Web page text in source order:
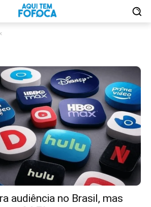
audiência no Brasil, mas